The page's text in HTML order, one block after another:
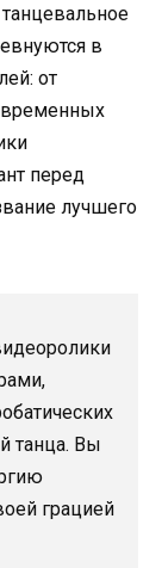
в
от
перед
лучшего
танца. Вы
грацией